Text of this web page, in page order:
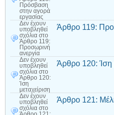
Πρόσβαση
στην αγορά
εργασίας
Δεν έχουν
υποβληθεί
σχόλια στο
Άρθρο 119:
Προσωρινή
ανεργία
Άρθρο 119:
Δεν έχουν
υποβληθεί
σχόλια στο
Άρθρο 120:
Ίση
μεταχείριση
Άρθρο 120: Ίση
Δεν έχουν
υποβληθεί
σχόλια στο
Άρθρο 121: